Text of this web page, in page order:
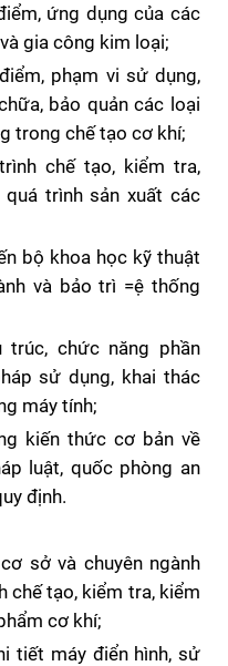
ứng dụng của các
gia công kim loại;
phạm vi sử dụng,
bảo quản các loại
trong chế tạo cơ khí;
chế tạo, kiểm tra,
trình sản xuất các
bộ khoa học kỹ thuật
và bảo trì =ệ thống
chức năng phần
sử dụng, khai thác
máy tính;
kiến thức cơ bản về
luật, quốc phòng an
định.
sở và chuyên ngành
chế tạo, kiểm tra, kiểm
cơ khí;
tiết máy điển hình, sử